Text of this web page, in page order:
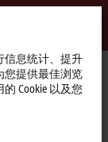
信息统计、提升
您提供最佳浏览
Cookie 以及您